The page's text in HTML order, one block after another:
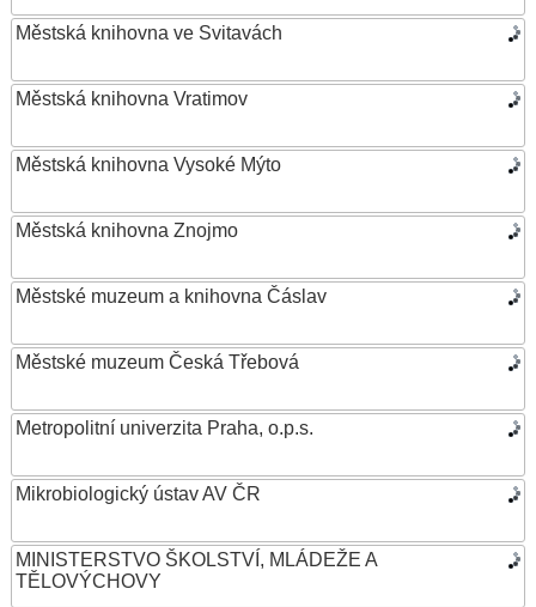
Městská knihovna ve Svitavách
Městská knihovna Vratimov
Městská knihovna Vysoké Mýto
Městská knihovna Znojmo
Městské muzeum a knihovna Čáslav
Městské muzeum Česká Třebová
Metropolitní univerzita Praha, o.p.s.
Mikrobiologický ústav AV ČR
MINISTERSTVO ŠKOLSTVÍ, MLÁDEŽE A
TĚLOVÝCHOVY